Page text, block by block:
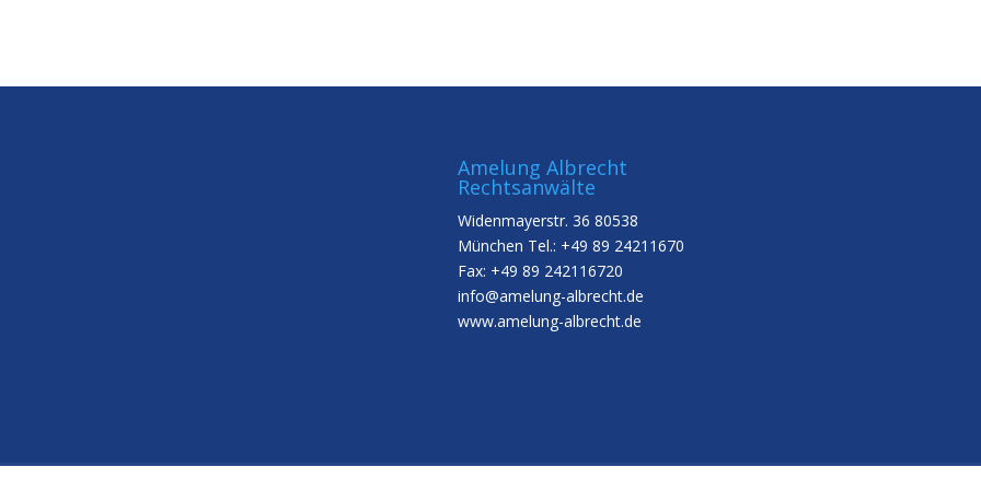
Amelung Albrecht
Rechtsanwälte
Widenmayerstr. 36 80538
München Tel.: +49 89 24211670
Fax: +49 89 242116720
info@amelung-albrecht.de
www.amelung-albrecht.de